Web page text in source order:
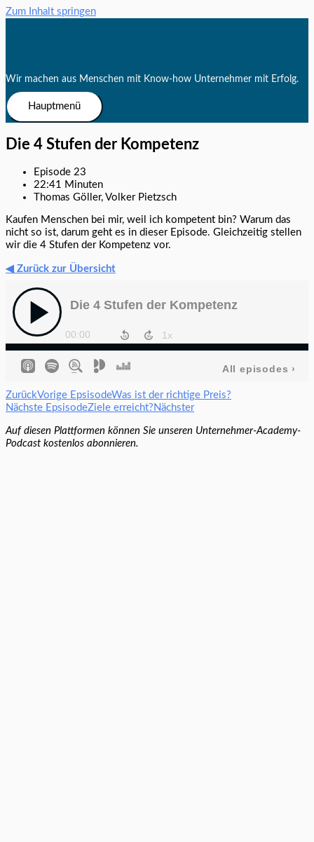
Zum Inhalt springen
Wir machen aus Menschen mit Know-how Unternehmer mit Erfolg.
Hauptmenü
Die 4 Stufen der Kompetenz
Episode 23
22:41 Minuten
Thomas Göller, Volker Pietzsch
Kaufen Menschen bei mir, weil ich kompetent bin? Warum das
nicht so ist, darum geht es in dieser Episode. Gleichzeitig stellen
wir die 4 Stufen der Kompetenz vor.
◀ Zurück zur Übersicht
ZurückVorige EpsisodeWas ist der richtige Preis?
Nächste EpsisodeZiele erreicht? Nächster
Auf diesen Plattformen können Sie unseren Unternehmer-Academy-
Podcast kostenlos abonnieren.